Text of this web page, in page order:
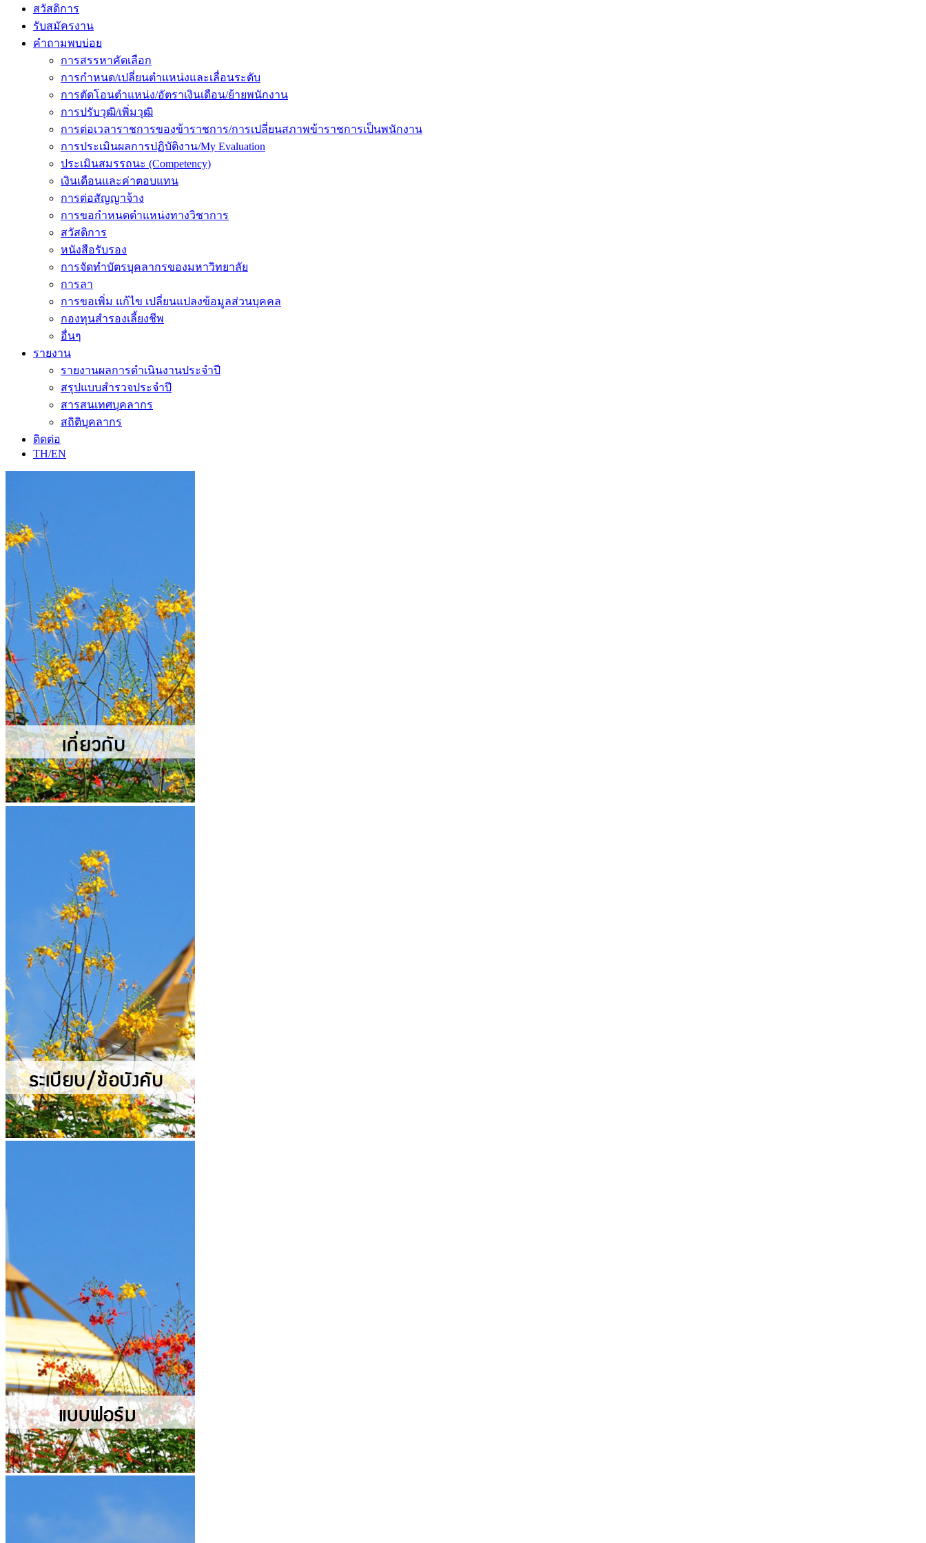
สวัสดิการ
รับสมัครงาน
คำถามพบบ่อย
การสรรหาคัดเลือก
การกำหนด/เปลี่ยนตำแหน่งและเลื่อนระดับ
การตัดโอนตำแหน่ง/อัตราเงินเดือน/ย้ายพนักงาน
การปรับวุฒิ/เพิ่มวุฒิ
การต่อเวลาราชการของข้าราชการ/การเปลี่ยนสภาพข้าราชการเป็นพนักงาน
การประเมินผลการปฏิบัติงาน/My Evaluation
ประเมินสมรรถนะ (Competency)
เงินเดือนและค่าตอบแทน
การต่อสัญญาจ้าง
การขอกำหนดตำแหน่งทางวิชาการ
สวัสดิการ
หนังสือรับรอง
การจัดทำบัตรบุคลากรของมหาวิทยาลัย
การลา
การขอเพิ่ม แก้ไข เปลี่ยนแปลงข้อมูลส่วนบุคคล
กองทุนสำรองเลี้ยงชีพ
อื่นๆ
รายงาน
รายงานผลการดำเนินงานประจำปี
สรุปแบบสำรวจประจำปี
สารสนเทศบุคลากร
สถิติบุคลากร
ติดต่อ
TH/EN